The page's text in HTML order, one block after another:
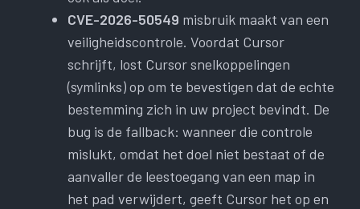
CVE-2026-50549 misbruik maakt van een
veiligheidscontrole. Voordat Cursor
schrijft, lost Cursor snelkoppelingen
(symlinks) op om te bevestigen dat de echte
bestemming zich in uw project bevindt. De
bug is de fallback: wanneer die controle
mislukt, omdat het doel niet bestaat of de
aanvaller de leestoegang van een map in
het pad verwijdert, geeft Cursor het op en